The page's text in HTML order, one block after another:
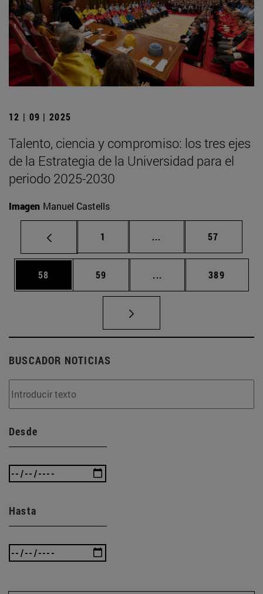
12 | 09 | 2025
Talento, ciencia y compromiso: los tres ejes
de la Estrategia de la Universidad para el
periodo 2025-2030
Imagen Manuel Castells
Página
1 ... Páginas intermedias
Página
57
Página
58 Página
59 ... Páginas intermedias
Página
389
BUSCADOR NOTICIAS
Desde
Hasta